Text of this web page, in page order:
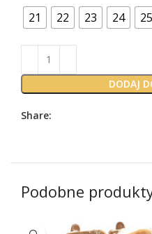
21
22 23 24 25
DODAJ
Share:
Podobne